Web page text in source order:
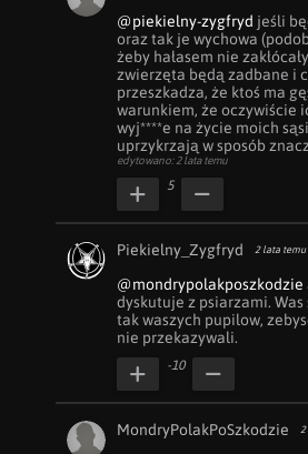
@piekielny-zygfryd jeśli
oraz tak je wychowa
żeby hałasem nie
zwierzęta będą zadbane i
przeszkadza, że ktoś ma
warunkiem, że oczywiście
wyj****e na życie moich
uprzykrzają w sposób
edytowano: 2 lata temu
5
Piekielny_Zygfryd 2 lata temu
@mondrypolakposzkodzie
dyskutuje z psiarzami.
tak waszych pupilow,
nie przekazywali.
-10
MondryPolakPoSzkodzie 2